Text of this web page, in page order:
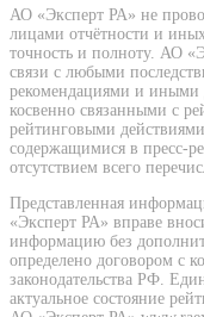
АО «Эксперт РА» не
лицами отчётности и
точность и полноту. АО
связи с любыми
рекомендациями и иными
косвенно связанными с
рейтинговыми
содержащимися в пресс-
отсутствием всего
Представленная
«Эксперт РА» вправе
информацию без
определено договором с
законодательства РФ.
актуальное состояние